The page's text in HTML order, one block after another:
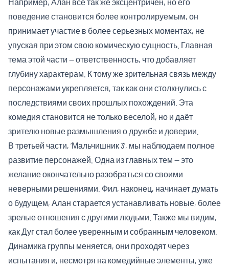
поведение становится более контролируемым, он
принимает участие в более серьезных моментах, не
упуская при этом свою комическую сущность. Главная
тема этой части — ответственность, что добавляет
глубину характерам. К тому же зрительная связь между
персонажами укрепляется, так как они столкнулись с
последствиями своих прошлых похождений. Эта
комедия становится не только веселой, но и даёт
зрителю новые размышления о дружбе и доверии.
В третьей части, ‘Мальчишник 3’, мы наблюдаем полное
развитие персонажей. Одна из главных тем — это
желание окончательно разобраться со своими
неверными решениями. Фил, наконец, начинает думать
о будущем, Алан старается устанавливать новые, более
зрелые отношения с другими людьми. Также мы видим,
как Дуг стал более уверенным и собранным человеком.
Динамика группы меняется, они проходят через
испытания и, несмотря на комедийные элементы, уже